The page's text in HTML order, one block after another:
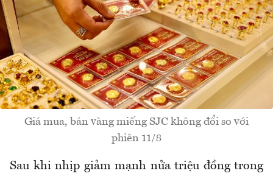
Giá mua, bán vàng miếng SJC không đổi so với
phiên 11/8
Sau khi nhịp giảm mạnh nửa triệu đồng trong